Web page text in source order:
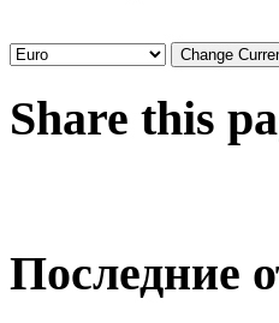
Share this
Последние